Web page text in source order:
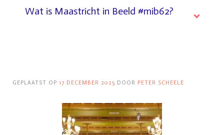
Wat is Maastricht in Beeld #mib62?
GEPLAATST OP 17 DECEMBER 2025 DOOR PETER SCHEELE